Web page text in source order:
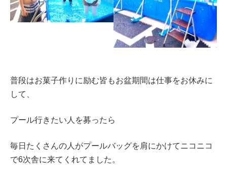
普段はお菓子作りに励む皆もお盆期間は仕事をお休みに
して、
プール行きたい人を募ったら
毎日たくさんの人がプールバッグを肩にかけてニコニコ
で6次舎に来てくれてました。